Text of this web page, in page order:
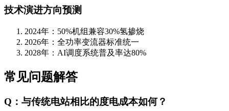
技术演进方向预测
2024年：50%机组兼容30%氢掺烧
2026年：全功率变流器标准统一
2028年：AI调度系统普及率达80%
常见问题解答
Q：与传统电站相比的度电成本如何？